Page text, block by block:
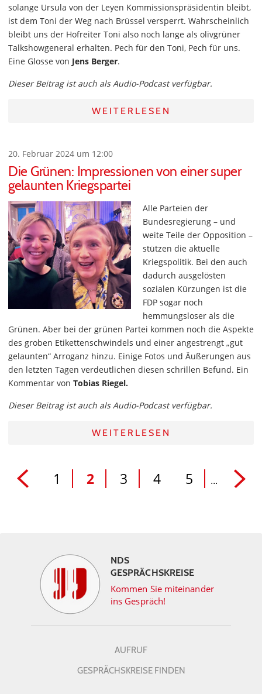
solange Ursula von der Leyen Kommissionspräsidentin bleibt,
ist dem Toni der Weg nach Brüssel versperrt. Wahrscheinlich
bleibt uns der Hofreiter Toni also noch lange als olivgrüner
Talkshowgeneral erhalten. Pech für den Toni, Pech für uns.
Eine Glosse von Jens Berger.
Dieser Beitrag ist auch als Audio-Podcast verfügbar.
WEITERLESEN
20. Februar 2024 um 12:00
Die Grünen: Impressionen von einer super
gelaunten Kriegspartei
Alle Parteien der
Bundesregierung – und
weite Teile der Opposition –
stützen die aktuelle
Kriegspolitik. Bei den auch
dadurch ausgelösten
sozialen Kürzungen ist die
FDP sogar noch
hemmungsloser als die
Grünen. Aber bei der grünen Partei kommen noch die Aspekte
des groben Etikettenschwindels und einer angestrengt „gut
gelaunten“ Arroganz hinzu. Einige Fotos und Äußerungen aus
den letzten Tagen verdeutlichen diesen schrillen Befund. Ein
Kommentar von Tobias Riegel.
Dieser Beitrag ist auch als Audio-Podcast verfügbar.
WEITERLESEN
1 2 3 4 5 ...
NDS
GESPRÄCHSKREISE
Kommen Sie miteinander
ins Gespräch!
AUFRUF
GESPRÄCHSKREISE FINDEN